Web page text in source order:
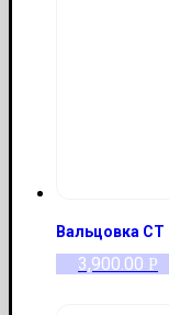
Вальцовка
3,900.00 Р